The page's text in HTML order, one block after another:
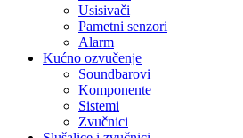
Usisivači
Pametni senzori
Alarm
Kućno ozvučenje
Soundbarovi
Komponente
Sistemi
Zvučnici